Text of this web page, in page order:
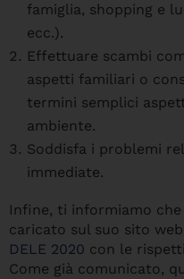
famiglia, shopping e
ecc.).
Effettuare scambi
aspetti familiari o
termini semplici
ambiente.
Soddisfa i problemi
immediate.
Infine, ti informiamo che
caricato sul suo sito
DELE 2020 con le
Come già comunicato,